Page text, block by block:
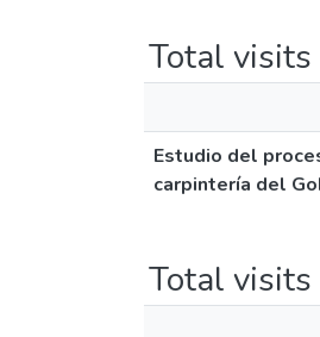
Total visits
Estudio del
carpintería del
Total